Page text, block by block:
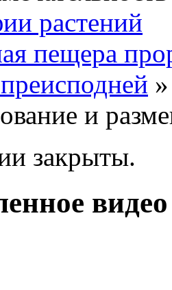
растений
пещера
»
и
закрыты.
видео